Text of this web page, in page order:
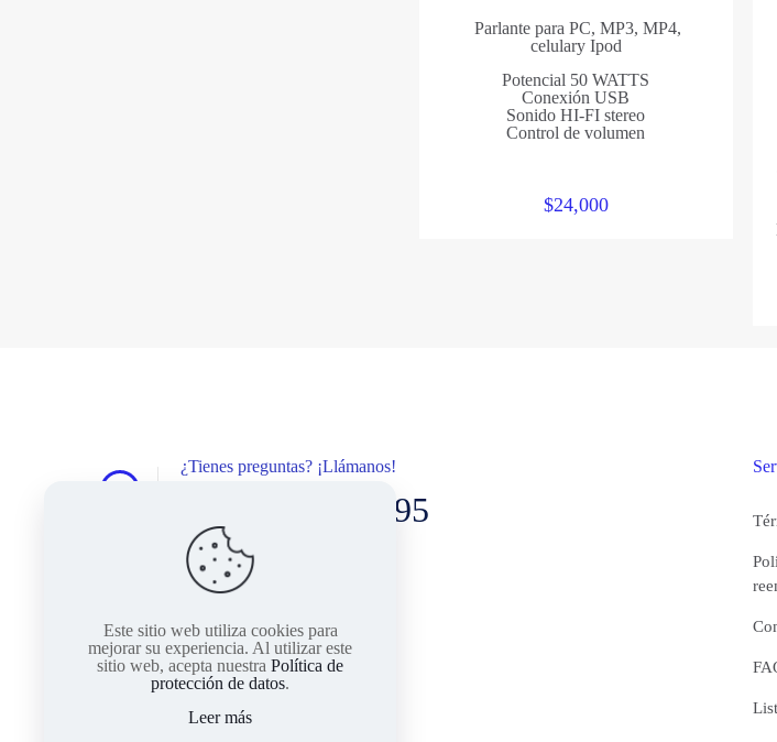
Parlante para PC, MP3, MP4,
celulary Ipod
Potencial 50 WATTS
Conexión USB
Sonido HI-FI stereo
Control de volumen
$24,000
¿Tienes preguntas? ¡Llámanos!
+57 317 3784895
Este sitio web utiliza cookies para
mejorar su experiencia. Al utilizar este
sitio web, acepta nuestra Política de
protección de datos.
Leer más